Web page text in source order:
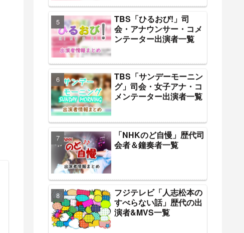
TBS「ひるおび!」司
会・アナウンサー・コメ
ンテーター出演者一覧
TBS「サンデーモーニン
グ」司会・女子アナ・コ
メンテーター出演者一覧
「NHKのど自慢」歴代司
会者＆鐘奏者一覧
フジテレビ「人志松本の
すべらない話」歴代の出
演者&MVS一覧